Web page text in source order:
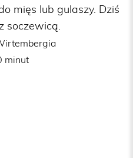
mięs lub gulaszy. Dziś
soczewicą.
minut